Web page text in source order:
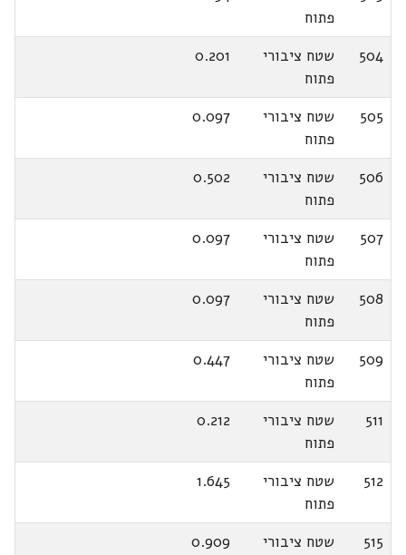
פתוח
504
שטח ציבורי
פתוח
0.201
505
שטח ציבורי
פתוח
0.097
506
שטח ציבורי
פתוח
0.502
507
שטח ציבורי
פתוח
0.097
508
שטח ציבורי
פתוח
0.097
509
שטח ציבורי
פתוח
0.447
511
שטח ציבורי
פתוח
0.212
512
שטח ציבורי
פתוח
1.645
515
שטח ציבורי
0.909